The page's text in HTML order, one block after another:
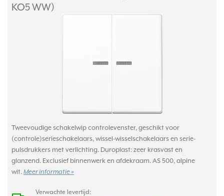
KO5 WW)
Tweevoudige schakelwip controlevenster, geschikt voor
(controle)serieschakelaars, wissel-wisselschakelaars en serie-
pulsdrukkers met verlichting. Duroplast: zeer krasvast en
glanzend. Exclusief binnenwerk en afdekraam. AS 500, alpine
wit. Meer informatie »
Verwachte levertijd: